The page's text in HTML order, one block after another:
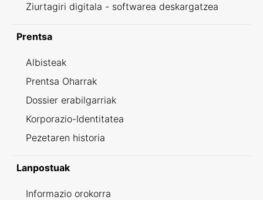
Ziurtagiri digitala - softwarea deskargatzea
Prentsa
Albisteak
Prentsa Oharrak
Dossier erabilgarriak
Korporazio-Identitatea
Pezetaren historia
Lanpostuak
Informazio orokorra